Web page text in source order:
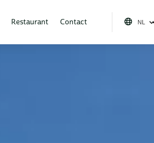
Restaurant Contact